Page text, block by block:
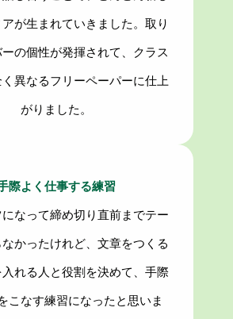
が生まれていきました。取り
の個性が発揮されて、クラス
異なるフリーペーパーに仕上
がりました。
際よく仕事する練習
なって締め切り直前までテー
かったけれど、文章をつくる
れる人と役割を決めて、手際
こなす練習になったと思いま